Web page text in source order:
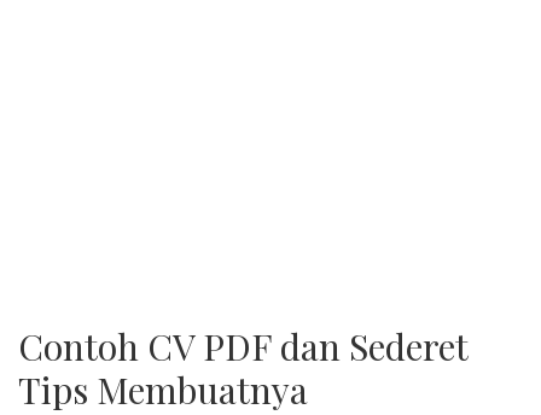
Contoh CV PDF dan Sederet
Tips Membuatnya